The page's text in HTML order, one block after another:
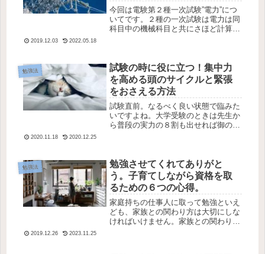
今回は電験第２種一次試験”電力”につ
いてです。２種の一次試験は電力は同
科目中の機械科目と共にさほど計算問
なっているのでしょうか。合格率が
比...
2019.12.03 2022.05.18
勉強法
試験の時に役に立つ！集中力
を高める頭のサイクルと緊張
をおさえる方法
試験直前。なるべく良い状態で臨みた
いですよね。大学受験のときは先生か
ら普段の実力の８割も出せれば御の
け良いパフォーマンスを発揮するため
の方...
2020.11.18 2020.12.25
勉強法
勉強させてくれてありがと
う。子育てしながら資格を取
るための６つの心得。
家庭持ちの仕事人に取って勉強といえ
ども、家族との関わり方は大切にしな
ければいけません。家族との関わり方
2019.12.26 2023.11.25